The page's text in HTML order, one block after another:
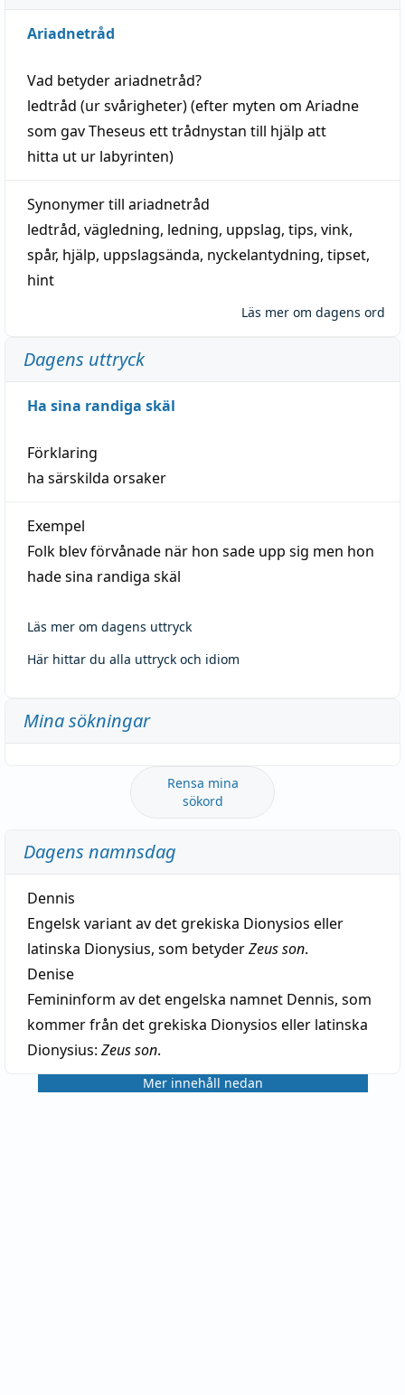
Ariadnetråd
Vad betyderariadnetråd?
ledtråd (ur svårigheter) (efter myten om Ariadne
som gav Theseus ett trådnystan till hjälp att
hitta ut ur labyrinten)
Synonymer till ariadnetråd
ledtråd, vägledning, ledning, uppslag, tips, vink,
spår, hjälp, uppslagsända, nyckelantydning, tipset,
hint
Läs mer om dagens ord
Dagens uttryck
Ha sina randiga skäl
Förklaring
ha särskilda orsaker
Exempel
Folk blev förvånade när hon sade upp sig men hon
hade sina randiga skäl
Läs mer om dagens uttryck
Här hittar du alla uttryck och idiom
Mina sökningar
Rensa mina
sökord
Dagens namnsdag
Dennis
Engelsk variant av det grekiska Dionysios eller
latinska Dionysius, som betyderZeus son.
Denise
Femininform av det engelska namnet Dennis, som
kommer från det grekiska Dionysios eller latinska
Dionysius: Zeus son.
Mer innehåll nedan